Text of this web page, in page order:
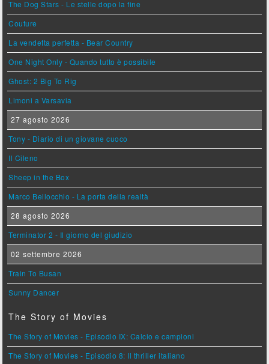
The Dog Stars - Le stelle dopo la fine
Couture
La vendetta perfetta - Bear Country
One Night Only - Quando tutto è possibile
Ghost: 2 Big To Rig
Limoni a Varsavia
27 agosto 2026
Tony - Diario di un giovane cuoco
Il Cileno
Sheep in the Box
Marco Bellocchio - La porta della realtà
28 agosto 2026
Terminator 2 - Il giorno del giudizio
02 settembre 2026
Train To Busan
Sunny Dancer
The Story of Movies
The Story of Movies - Episodio IX: Calcio e campioni
The Story of Movies - Episodio 8: Il thriller italiano